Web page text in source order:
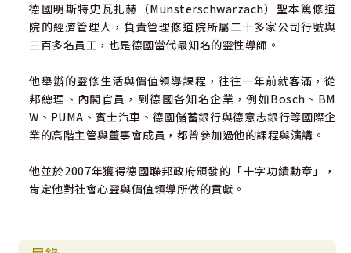
德國明斯特史瓦扎赫（Münsterschwarzach）聖本篤修道
院的經濟管理人，負責管理修道院所屬二十多家公司行號與
三百多名員工，也是德國當代最知名的靈性導師。
他舉辦的靈修生活與價值領導課程，往往一年前就客滿，從
邦總理、內閣官員，到德國各知名企業，例如Bosch、BM
W、PUMA、賓士汽車、德國儲蓄銀行與德意志銀行等國際企
業的高階主管與董事會成員，都曾參加過他的課程與演講。
他並於2007年獲得德國聯邦政府頒發的「十字功績勳章」，
肯定他對社會心靈與價值領導所做的貢獻。